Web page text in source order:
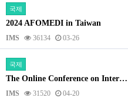
국제
2024 AFOMEDI in Taiwan
IMS 36134 03-26
국제
The Online Conference on Inter…
IMS 31520 04-20